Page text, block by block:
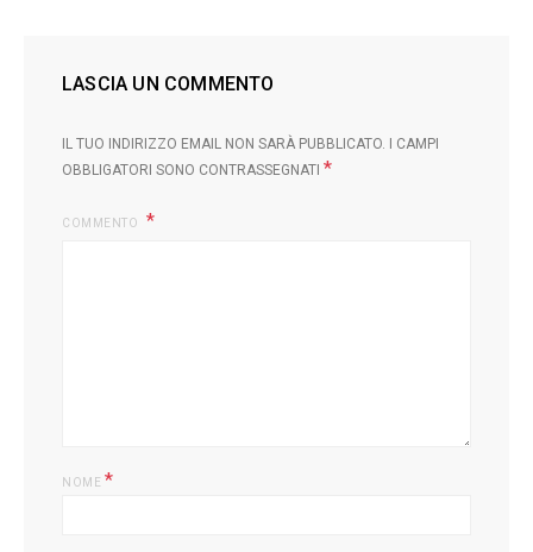
LASCIA UN COMMENTO
IL TUO INDIRIZZO EMAIL NON SARÀ PUBBLICATO.
I CAMPI
OBBLIGATORI SONO CONTRASSEGNATI *
COMMENTO
NOME *